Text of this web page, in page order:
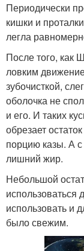
Периодически
кишки и
легла
После того, как
ловким
зубочисткой,
оболочка не
и его. И таких
обрезает
порцию казы. А с
лишний жир.
Небольшой
использовать и
было свежим.